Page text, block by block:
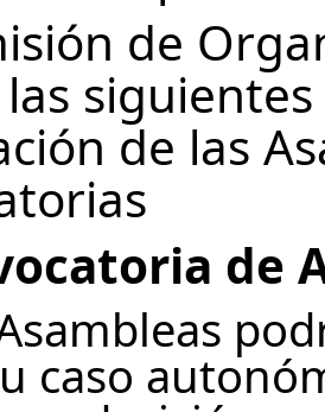
de
de las
de
caso